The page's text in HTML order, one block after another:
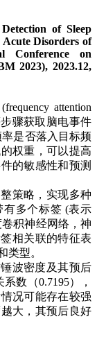
of Sleep
Disorders of
Conference on
2023), 2023.12,
attention
骤获取脑电事件
率是否落入目标频
权重，可以提高
的敏感性和预测
策略，实现多种
有多个标签 (表示
积神经网络，神
相关联的特征表
类型。
波密度及其预后
数（0.7195），
况可能存在较强
大，其预后良好